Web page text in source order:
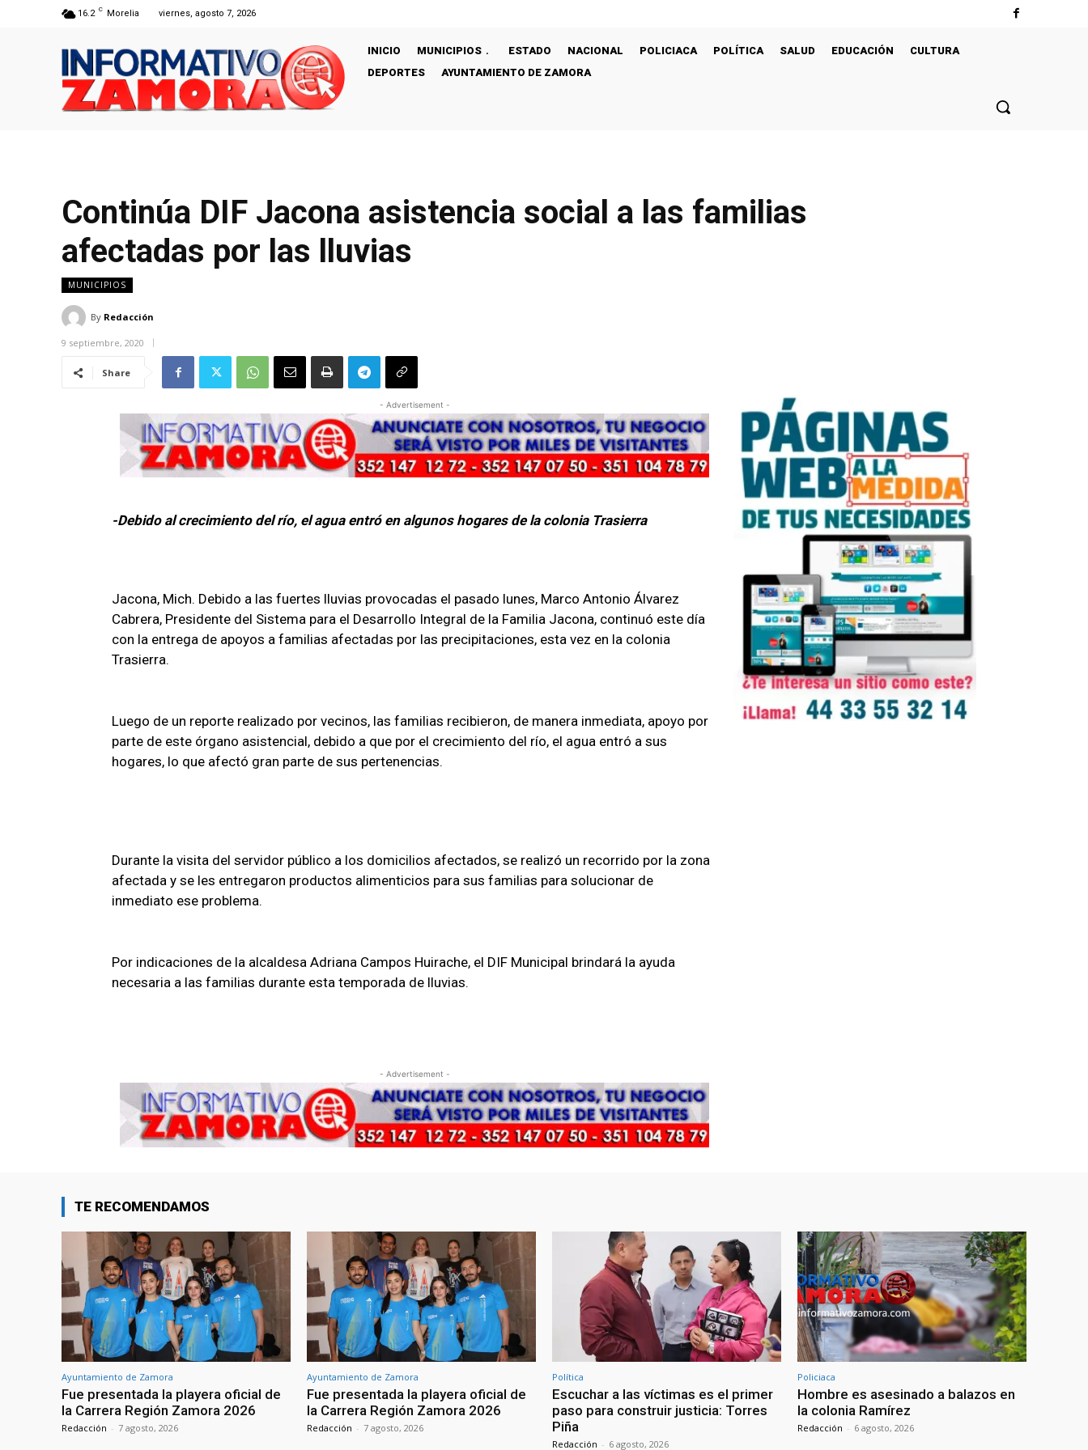
16.2 C Morelia viernes, agosto 7, 2026
INICIO MUNICIPIOS ESTADO NACIONAL POLICIACA POLÍTICA SALUD EDUCACIÓN
CULTURA
DEPORTES
AYUNTAMIENTO DE ZAMORA
Continúa DIF Jacona asistencia social a las familias
afectadas por las lluvias
MUNICIPIOS
By Redacción
9 septiembre, 2020
Share
- Advertisement -
-Debido al crecimiento del río, el agua entró en algunos hogares de la colonia Trasierra
Jacona, Mich. Debido a las fuertes lluvias provocadas el pasado lunes, Marco Antonio Álvarez
Cabrera, Presidente del Sistema para el Desarrollo Integral de la Familia Jacona, continuó este día
con la entrega de apoyos a familias afectadas por las precipitaciones, esta vez en la colonia
Trasierra.
Luego de un reporte realizado por vecinos, las familias recibieron, de manera inmediata, apoyo por
parte de este órgano asistencial, debido a que por el crecimiento del río, el agua entró a sus
hogares, lo que afectó gran parte de sus pertenencias.
Durante la visita del servidor público a los domicilios afectados, se realizó un recorrido por la zona
afectada y se les entregaron productos alimenticios para sus familias para solucionar de
inmediato ese problema.
Por indicaciones de la alcaldesa Adriana Campos Huirache, el DIF Municipal brindará la ayuda
necesaria a las familias durante esta temporada de lluvias.
- Advertisement -
TE RECOMENDAMOS
Ayuntamiento de Zamora
Fue presentada la playera oficial de
la Carrera Región Zamora 2026
Redacción - 7 agosto, 2026
Ayuntamiento de Zamora
Fue presentada la playera oficial de
la Carrera Región Zamora 2026
Redacción - 7 agosto, 2026
Política
Escuchar a las víctimas es el primer
paso para construir justicia: Torres
Piña
Redacción - 6 agosto, 2026
Policiaca
Hombre es asesinado a balazos en
la colonia Ramírez
Redacción - 6 agosto, 2026